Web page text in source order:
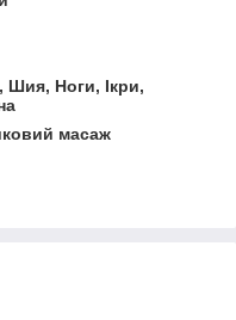
Шия, Ноги, Ікри,
масаж